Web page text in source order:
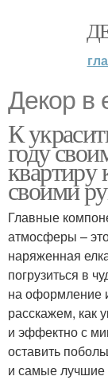
Декор в
К
году
квартиру
своими
Главные
атмосферы –
наряженная
погрузиться в
на оформление
расскажем, как
и эффектно с
оставить
и самые лучшие